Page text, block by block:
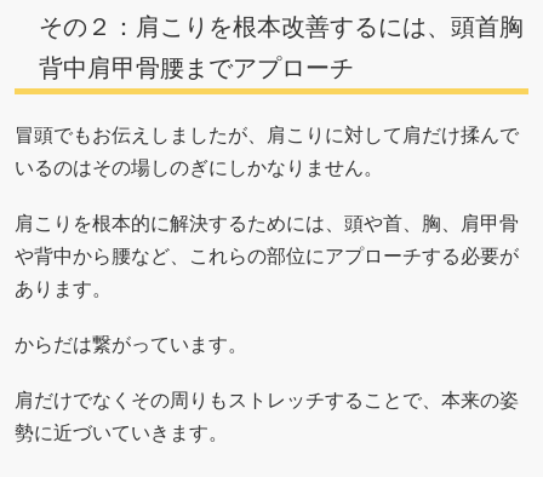
その２：肩こりを根本改善するには、頭首胸
背中肩甲骨腰までアプローチ
冒頭でもお伝えしましたが、肩こりに対して肩だけ揉んで
いるのはその場しのぎにしかなりません。
肩こりを根本的に解決するためには、頭や首、胸、肩甲骨
や背中から腰など、これらの部位にアプローチする必要が
あります。
からだは繋がっています。
肩だけでなくその周りもストレッチすることで、本来の姿
勢に近づいていきます。